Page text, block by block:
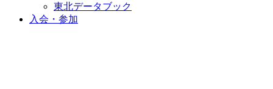
東北データブック
入会・参加